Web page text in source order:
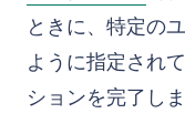
ときに、特定の
ように指定され
ションを完了しま